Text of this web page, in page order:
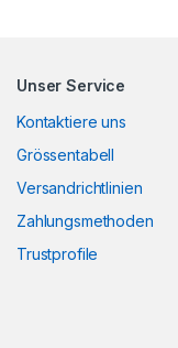
Unser Service
Kontaktiere uns
Grössentabell
Versandrichtlinien
Zahlungsmethoden
Trustprofile